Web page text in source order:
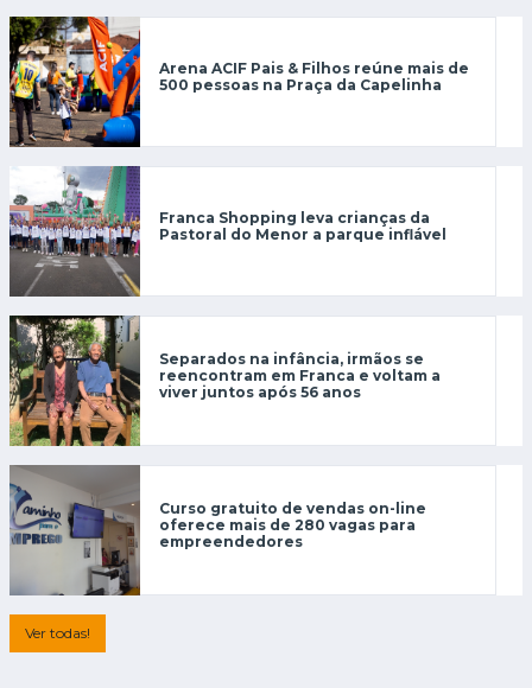
Arena ACIF Pais & Filhos reúne mais de
500 pessoas na Praça da Capelinha
Franca Shopping leva crianças da
Pastoral do Menor a parque inflável
Separados na infância, irmãos se
reencontram em Franca e voltam a
viver juntos após 56 anos
Curso gratuito de vendas on-line
oferece mais de 280 vagas para
empreendedores
Ver todas!